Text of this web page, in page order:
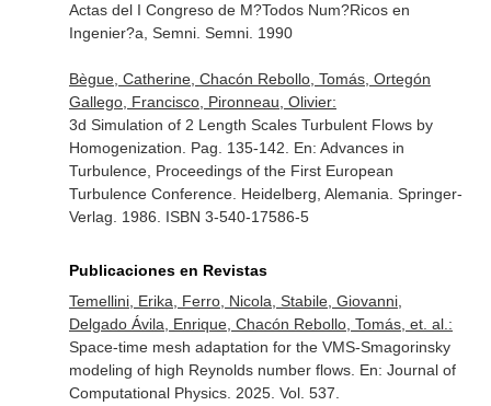
Actas del I Congreso de M?Todos Num?Ricos en
Ingenier?a, Semni. Semni. 1990
Bègue, Catherine, Chacón Rebollo, Tomás, Ortegón
Gallego, Francisco, Pironneau, Olivier:
3d Simulation of 2 Length Scales Turbulent Flows by
Homogenization. Pag. 135-142. En: Advances in
Turbulence, Proceedings of the First European
Turbulence Conference. Heidelberg, Alemania. Springer-
Verlag. 1986. ISBN 3-540-17586-5
Publicaciones en Revistas
Temellini, Erika, Ferro, Nicola, Stabile, Giovanni,
Delgado Ávila, Enrique, Chacón Rebollo, Tomás, et. al.:
Space-time mesh adaptation for the VMS-Smagorinsky
modeling of high Reynolds number flows. En: Journal of
Computational Physics. 2025. Vol. 537.